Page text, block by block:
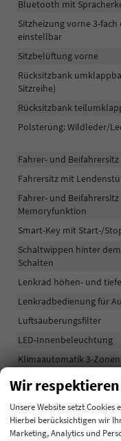
Bluetooth mit
Sitzheizung vorne 3-
einstellbar
Sitzbelüftung vorne
Rücksitzbank
Sitzreihe)
Rücksitzbank
Polsterung: Wildleder/
Fahrer- und
Fahrersitz mit
Fahrer- und
Memoryfunktion
Smart-Key mit Start-/
Schaltwippen hinter
Schalten
Lenkrad höhen- und
Lenkradbedienung für
Luftsäuberungsfilter
LED-Innenbeleuchtung
Klimaautomatik 3-Zonen
Innenspiegel
Gepäckraumbeleuchtung
Fensterheber vorne
E-Shift, Drehknopf als
Wir
Unsere Website setzt
Hierbei berücksichtigen wir
Marketing, Analytics und